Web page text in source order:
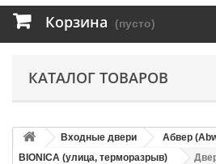
Корзина (пусто)
КАТАЛОГ ТОВАРОВ
Входные двери
Абвер
BIONICA (улица, терморазрыв)